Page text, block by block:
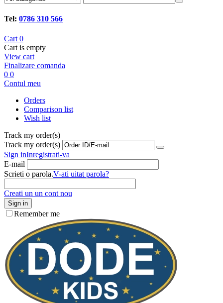
Tel: 0786 310 566
Cart 0
Cart is empty
View cart
Finalizare comanda
0 0
Contul meu
Orders
Comparison list
Wish list
Track my order(s)
Track my order(s)
Sign inInregistrati-va
E-mail
Scrieti o parola.V-ati uitat parola?
Creati un un cont nou
Sign in
Remember me